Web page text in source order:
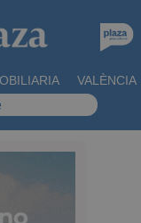
VALÈNCIA